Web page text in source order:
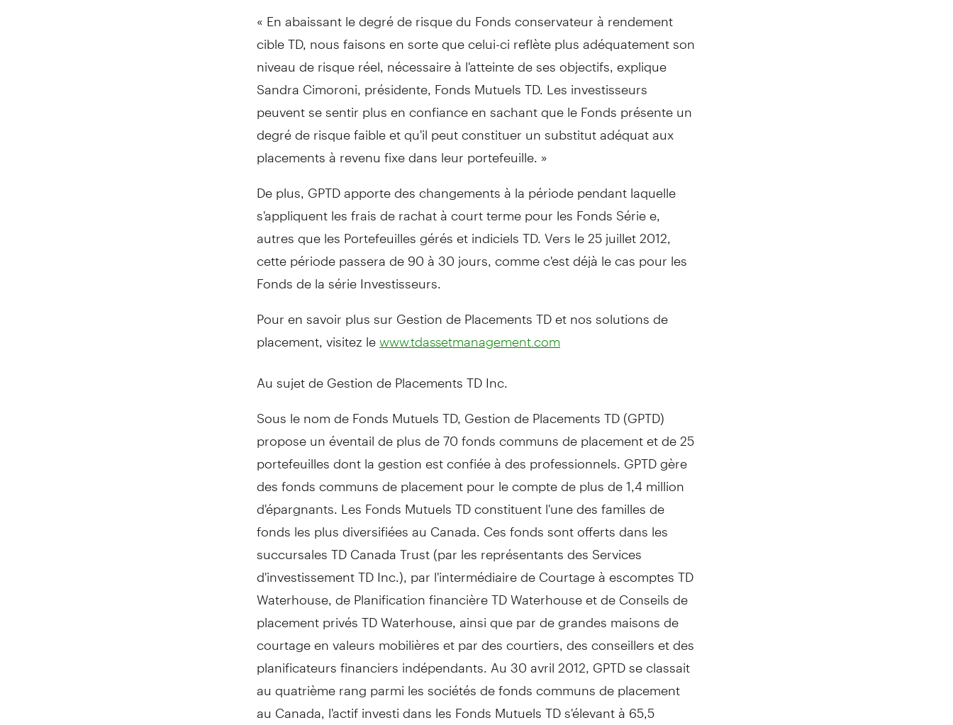
« En abaissant le degré de risque du Fonds conservateur à rendement
cible TD, nous faisons en sorte que celui-ci reflète plus adéquatement son
niveau de risque réel, nécessaire à l'atteinte de ses objectifs, explique
Sandra Cimoroni, présidente, Fonds Mutuels TD. Les investisseurs
peuvent se sentir plus en confiance en sachant que le Fonds présente un
degré de risque faible et qu'il peut constituer un substitut adéquat aux
placements à revenu fixe dans leur portefeuille. »
De plus, GPTD apporte des changements à la période pendant laquelle
s'appliquent les frais de rachat à court terme pour les Fonds Série e,
autres que les Portefeuilles gérés et indiciels TD. Vers le 25 juillet 2012,
cette période passera de 90 à 30 jours, comme c'est déjà le cas pour les
Fonds de la série Investisseurs.
Pour en savoir plus sur Gestion de Placements TD et nos solutions de
placement, visitez le www.tdassetmanagement.com
Au sujet de Gestion de Placements TD Inc.
Sous le nom de Fonds Mutuels TD, Gestion de Placements TD (GPTD)
propose un éventail de plus de 70 fonds communs de placement et de 25
portefeuilles dont la gestion est confiée à des professionnels. GPTD gère
des fonds communs de placement pour le compte de plus de 1,4 million
d'épargnants. Les Fonds Mutuels TD constituent l'une des familles de
fonds les plus diversifiées au Canada. Ces fonds sont offerts dans les
succursales TD Canada Trust (par les représentants des Services
d'investissement TD Inc.), par l'intermédiaire de Courtage à escomptes TD
Waterhouse, de Planification financière TD Waterhouse et de Conseils de
placement privés TD Waterhouse, ainsi que par de grandes maisons de
courtage en valeurs mobilières et par des courtiers, des conseillers et des
planificateurs financiers indépendants. Au 30 avril 2012, GPTD se classait
au quatrième rang parmi les sociétés de fonds communs de placement
au Canada, l'actif investi dans les Fonds Mutuels TD s'élevant à 65,5